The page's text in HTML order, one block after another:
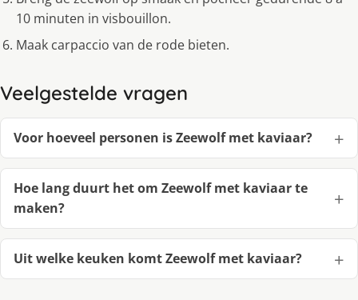
10 minuten in visbouillon.
Maak carpaccio van de rode bieten.
Veelgestelde vragen
Voor hoeveel personen is Zeewolf met kaviaar?
Hoe lang duurt het om Zeewolf met kaviaar te
maken?
Uit welke keuken komt Zeewolf met kaviaar?